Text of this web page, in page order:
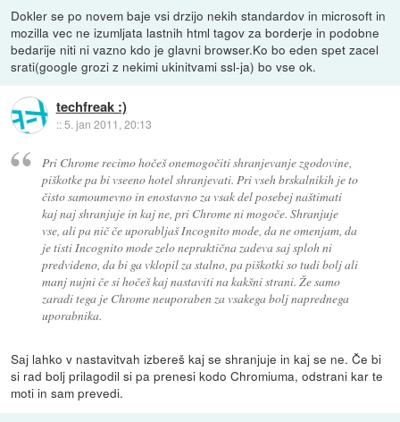
Dokler se po novem baje vsi drzijo nekih standardov in microsoft in
mozilla vec ne izumljata lastnih html tagov za borderje in podobne
bedarije niti ni vazno kdo je glavni browser.Ko bo eden spet zacel
srati(google grozi z nekimi ukinitvami ssl-ja) bo vse ok.
techfreak :)
::5. jan 2011, 20:13
Pri Chrome recimo hočeš onemogočiti shranjevanje zgodovine,
piškotke pa bi vseeno hotel shranjevati. Pri vseh brskalnikih je to
čisto samoumevno in enostavno za vsak del posebej naštimati
kaj naj shranjuje in kaj ne, pri Chrome ni mogoče. Shranjuje
vse, ali pa nič če uporabljaš Incognito mode, da ne omenjam, da
je tisti Incognito mode zelo nepraktična zadeva saj sploh ni
predvideno, da bi ga vklopil za stalno, pa piškotki so tudi bolj ali
manj nujni če si hočeš kaj nastaviti na kakšni strani. Že samo
zaradi tega je Chrome neuporaben za vsakega bolj naprednega
uporabnika.
Saj lahko v nastavitvah izbereš kaj se shranjuje in kaj se ne. Če bi
si rad bolj prilagodil si pa prenesi kodo Chromiuma, odstrani kar te
moti in sam prevedi.